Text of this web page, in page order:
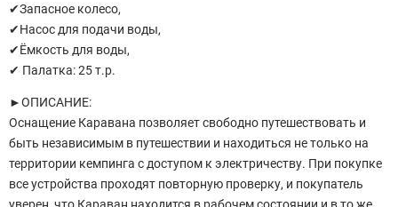
✔Запасное колесо,
✔Насос для подачи воды,
✔Ёмкость для воды,
✔ Палатка: 25 т.р.
►ОПИСАНИЕ:
Оснащение Каравана позволяет свободно путешествовать и
быть независимым в путешествии и находиться не только на
территории кемпинга с доступом к электричеству. При покупке
все устройства проходят повторную проверку, и покупатель